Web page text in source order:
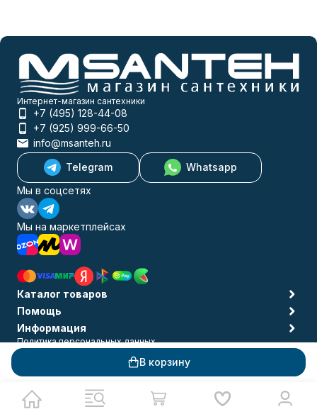
В корзину
Интернет-магазин сантехники
+7 (495) 128-44-08
+7 (925) 999-66-50
info@msanteh.ru
Telegram
Whatsapp
Мы в соцсетях
Мы на маркетплейсах
Каталог товаров
Помощь
Информация
Политика персональных данных
© 2009-2026 MSANTEH